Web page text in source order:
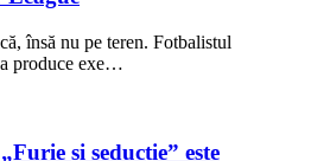
însă nu pe teren. Fotbalistul
produce exe…
și seducție” este